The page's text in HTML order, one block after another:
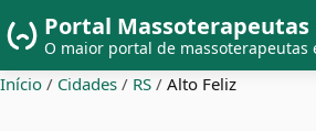
Portal Massoterapeutas
O maior portal de massoterapeutas
Início / Cidades / RS / Alto Feliz